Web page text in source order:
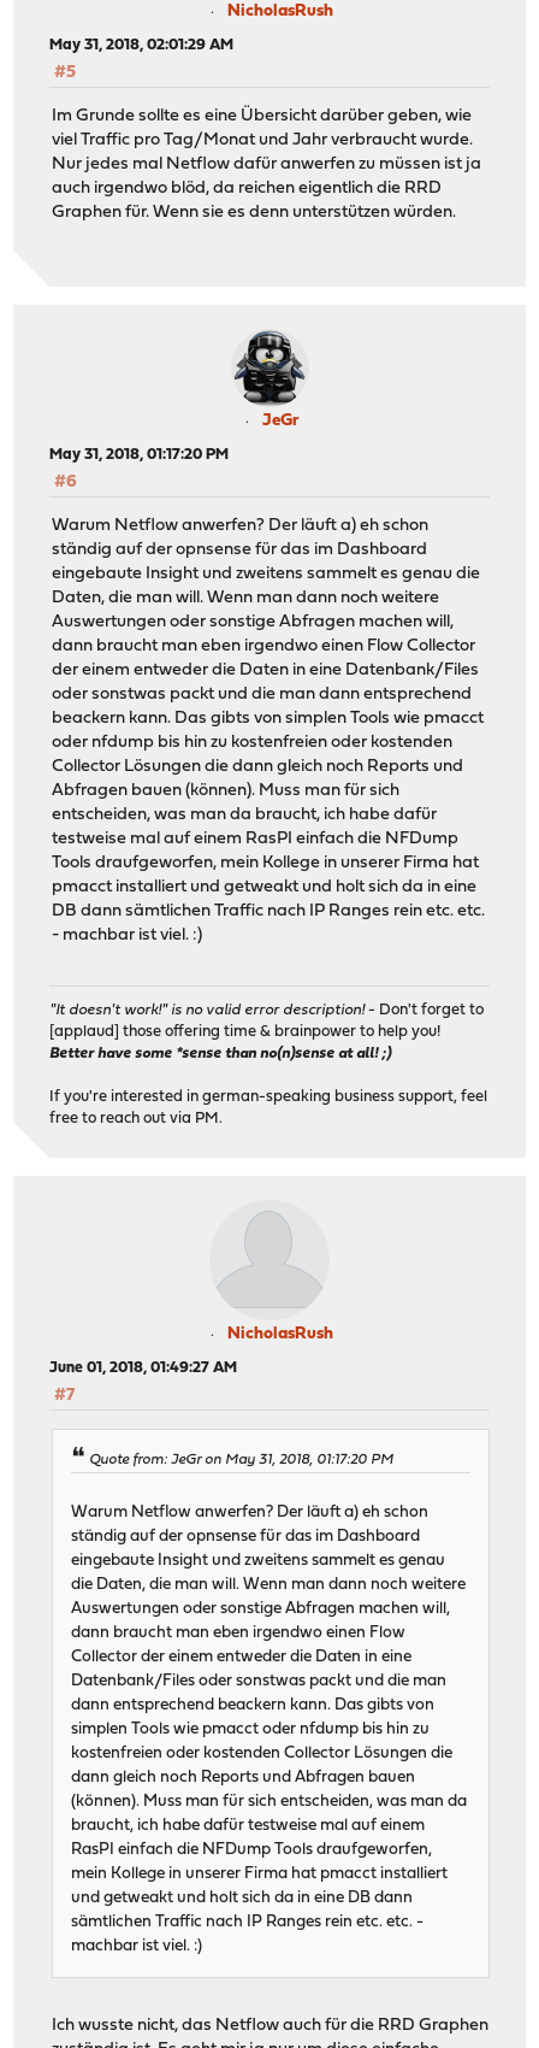
NicholasRush
May 31, 2018, 02:01:29 AM
#5
Im Grunde sollte es eine Übersicht darüber geben, wie
viel Traffic pro Tag/Monat und Jahr verbraucht wurde.
Nur jedes mal Netflow dafür anwerfen zu müssen ist ja
auch irgendwo blöd, da reichen eigentlich die RRD
Graphen für. Wenn sie es denn unterstützen würden.
JeGr
May 31, 2018, 01:17:20 PM
#6
Warum Netflow anwerfen? Der läuft a) eh schon
ständig auf der opnsense für das im Dashboard
eingebaute Insight und zweitens sammelt es genau die
Daten, die man will. Wenn man dann noch weitere
Auswertungen oder sonstige Abfragen machen will,
dann braucht man eben irgendwo einen Flow Collector
der einem entweder die Daten in eine Datenbank/Files
oder sonstwas packt und die man dann entsprechend
beackern kann. Das gibts von simplen Tools wie pmacct
oder nfdump bis hin zu kostenfreien oder kostenden
Collector Lösungen die dann gleich noch Reports und
Abfragen bauen (können). Muss man für sich
entscheiden, was man da braucht, ich habe dafür
testweise mal auf einem RasPI einfach die NFDump
Tools draufgeworfen, mein Kollege in unserer Firma hat
pmacct installiert und getweakt und holt sich da in eine
DB dann sämtlichen Traffic nach IP Ranges rein etc. etc.
- machbar ist viel. :)
"It doesn't work!" is no valid error description!- Don't forget to
[applaud] those offering time & brainpower to help you!
Better have some *sense than no(n)sense at all! ;)
If you're interested in german-speaking business support, feel
free to reach out via PM.
NicholasRush
June 01, 2018, 01:49:27 AM
#7
Quote from: JeGr on May 31, 2018, 01:17:20 PM
Warum Netflow anwerfen? Der läuft a) eh schon
ständig auf der opnsense für das im Dashboard
eingebaute Insight und zweitens sammelt es genau
die Daten, die man will. Wenn man dann noch weitere
Auswertungen oder sonstige Abfragen machen will,
dann braucht man eben irgendwo einen Flow
Collector der einem entweder die Daten in eine
Datenbank/Files oder sonstwas packt und die man
dann entsprechend beackern kann. Das gibts von
simplen Tools wie pmacct oder nfdump bis hin zu
kostenfreien oder kostenden Collector Lösungen die
dann gleich noch Reports und Abfragen bauen
(können). Muss man für sich entscheiden, was man da
braucht, ich habe dafür testweise mal auf einem
RasPI einfach die NFDump Tools draufgeworfen,
mein Kollege in unserer Firma hat pmacct installiert
und getweakt und holt sich da in eine DB dann
sämtlichen Traffic nach IP Ranges rein etc. etc. -
machbar ist viel. :)
Ich wusste nicht, das Netflow auch für die RRD Graphen